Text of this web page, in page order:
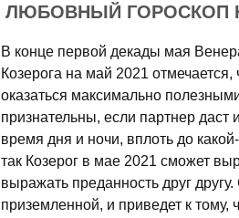
ЛЮБОВНЫЙ ГОРОСКОП
В конце первой декады мая
Козерога на май 2021 отмечается,
оказаться максимально
признательны, если партнер
время дня и ночи, вплоть до
так Козерог в мае 2021 сможет
выражать преданность друг
приземленной, и приведет к тому,